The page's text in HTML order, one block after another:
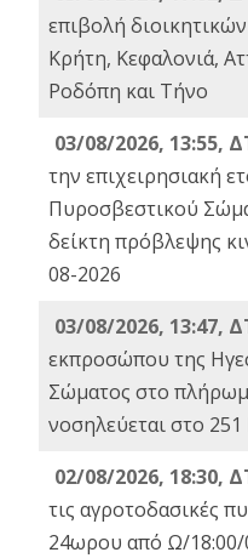
επιβολή
Κρήτη, Κεφαλονιά,
Ροδόπη και Τήνο
03/08/2026, 13:55,
την επιχειρησιακή
Πυροσβεστικού
δείκτη πρόβλεψης
08-2026
03/08/2026, 13:47,
εκπροσώπου της
Σώματος στο
νοσηλεύεται στο
02/08/2026, 18:30,
τις αγροτοδασικές
24ωρου από Ω/18:00/